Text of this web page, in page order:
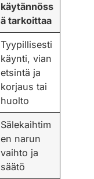
käytännöss
ä tarkoittaa
Tyypillisesti
käynti, vian
etsintä ja
korjaus tai
huolto
Sälekaihtim
en narun
vaihto ja
säätö